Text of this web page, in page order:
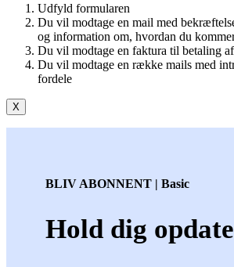
Udfyld formularen
Du vil modtage en mail med
og information om, hvordan du
Du vil modtage en faktura til betaling
Du vil modtage en række mails med
fordele
X
BLIV ABONNENT | Basic
Hold dig